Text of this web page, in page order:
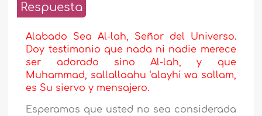
Respuesta
Alabado Sea Al-lah, Señor del Universo.
Doy testimonio que nada ni nadie merece
ser adorado sino Al-lah, y que
Muhammad, sallallaahu ‘alayhi wa sallam,
es Su siervo y mensajero.
Esperamos que usted no sea considerada